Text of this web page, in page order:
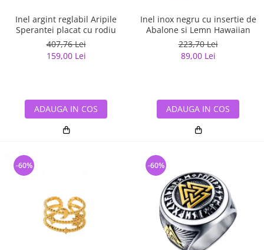
Inel argint reglabil Aripile
Sperantei placat cu rodiu
407,76 Lei
159,00 Lei
ADAUGA IN COS
Inel inox negru cu insertie de
Abalone si Lemn Hawaiian
223,70 Lei
89,00 Lei
ADAUGA IN COS
-60% -60%